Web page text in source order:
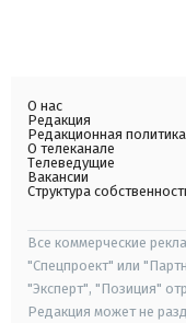
О нас
Редакция
Редакционная политика
О телеканале
Телеведущие
Вакансии
Структура
Все коммерческие
"Спецпроект" или
"Эксперт", "Позиция"
Редакция может не